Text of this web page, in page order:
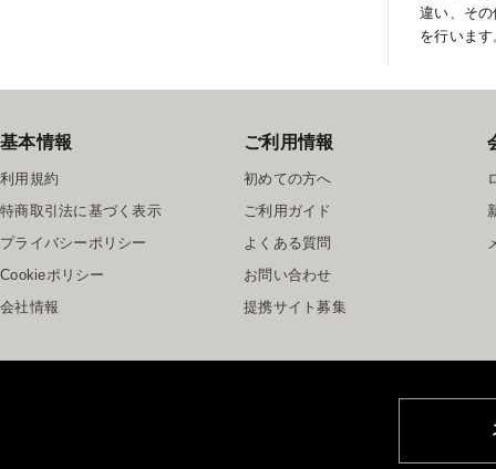
違い、そ
を行います
基本情報
利用規約
特商取引法に基づく表示
プライバシーポリシー
Cookieポリシー
会社情報
ご利用情報
初めての方へ
ご利用ガイド
よくある質問
お問い合わせ
提携サイト募集